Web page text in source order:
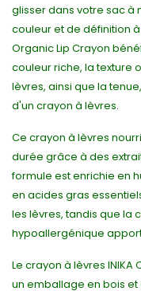
glisser dans votre sac à
couleur et de définition
Organic Lip Crayon
couleur riche, la texture
lèvres, ainsi que la
d'un crayon à lèvres.
Ce crayon à lèvres
durée grâce à des
formule est enrichie en
en acides gras
les lèvres, tandis que la
hypoallergénique
Le crayon à lèvres
un emballage en bois et